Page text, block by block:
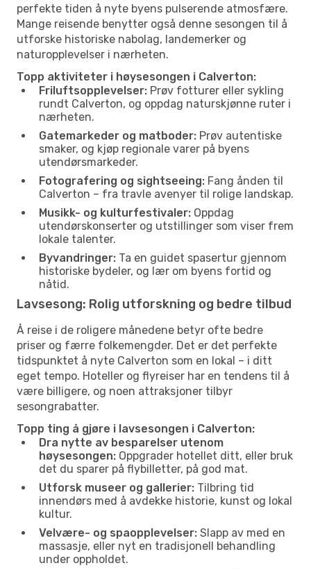
perfekte tiden å nyte byens pulserende atmosfære.
Mange reisende benytter også denne sesongen til å
utforske historiske nabolag, landemerker og
naturopplevelser i nærheten.
Topp aktiviteter i høysesongen i Calverton:
Friluftsopplevelser: Prøv fotturer eller sykling
rundt Calverton, og oppdag naturskjønne ruter i
nærheten.
Gatemarkeder og matboder: Prøv autentiske
smaker, og kjøp regionale varer på byens
utendørsmarkeder.
Fotografering og sightseeing: Fang ånden til
Calverton – fra travle avenyer til rolige landskap.
Musikk- og kulturfestivaler: Oppdag
utendørskonserter og utstillinger som viser frem
lokale talenter.
Byvandringer: Ta en guidet spasertur gjennom
historiske bydeler, og lær om byens fortid og
nåtid.
Lavsesong: Rolig utforskning og bedre tilbud
Å reise i de roligere månedene betyr ofte bedre
priser og færre folkemengder. Det er det perfekte
tidspunktet å nyte Calverton som en lokal – i ditt
eget tempo. Hoteller og flyreiser har en tendens til å
være billigere, og noen attraksjoner tilbyr
sesongrabatter.
Topp ting å gjøre i lavsesongen i Calverton:
Dra nytte av besparelser utenom
høysesongen: Oppgrader hotellet ditt, eller bruk
det du sparer på flybilletter, på god mat.
Utforsk museer og gallerier: Tilbring tid
innendørs med å avdekke historie, kunst og lokal
kultur.
Velvære- og spaopplevelser: Slapp av med en
massasje, eller nyt en tradisjonell behandling
under oppholdet.